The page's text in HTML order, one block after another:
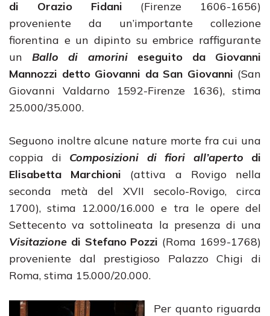
di Orazio Fidani (Firenze 1606-1656)
proveniente da un’importante collezione
fiorentina e un dipinto su embrice raffigurante
unBallo di amorinieseguito da Giovanni
Mannozzi detto Giovanni da San Giovanni (San
Giovanni Valdarno 1592-Firenze 1636), stima
25.000/35.000.
Seguono inoltre alcune nature morte fra cui una
coppia di Composizioni di fiori all’aperto di
Elisabetta Marchioni (attiva a Rovigo nella
seconda metà del XVII secolo-Rovigo, circa
1700), stima 12.000/16.000 e tra le opere del
Settecento va sottolineata la presenza di una
Visitazione di Stefano Pozzi (Roma 1699-1768)
proveniente dal prestigioso Palazzo Chigi di
Roma, stima 15.000/20.000.
Per quanto riguarda